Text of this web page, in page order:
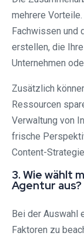
mehrere
Fachwissen und
erstellen, die
Unternehmen
Zusätzlich
Ressourcen
Verwaltung von
frische
Content-
3. Wie wählt
Agentur aus?
Bei der Auswahl
Faktoren zu